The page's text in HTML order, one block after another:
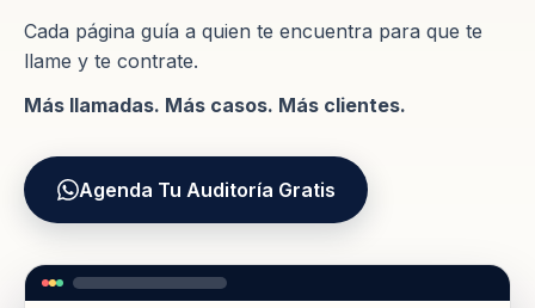
Cada página guía a quien te encuentra para que te
llame y te contrate.
Más llamadas. Más casos. Más clientes.
Agenda Tu Auditoría Gratis